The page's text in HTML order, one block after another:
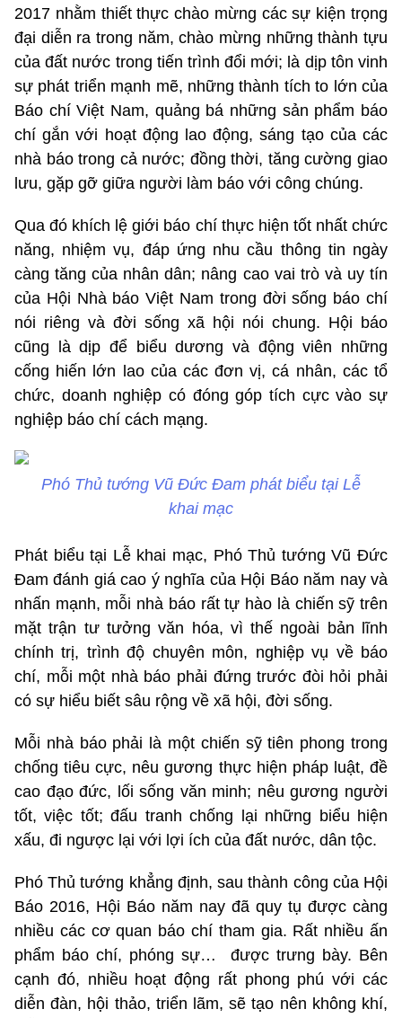
2017 nhằm thiết thực chào mừng các sự kiện trọng
đại diễn ra trong năm, chào mừng những thành tựu
của đất nước trong tiến trình đổi mới; là dịp tôn vinh
sự phát triển mạnh mẽ, những thành tích to lớn của
Báo chí Việt Nam, quảng bá những sản phẩm báo
chí gắn với hoạt động lao động, sáng tạo của các
nhà báo trong cả nước; đồng thời, tăng cường giao
lưu, gặp gỡ giữa người làm báo với công chúng.
Qua đó khích lệ giới báo chí thực hiện tốt nhất chức
năng, nhiệm vụ, đáp ứng nhu cầu thông tin ngày
càng tăng của nhân dân; nâng cao vai trò và uy tín
của Hội Nhà báo Việt Nam trong đời sống báo chí
nói riêng và đời sống xã hội nói chung. Hội báo
cũng là dịp để biểu dương và động viên những
cống hiến lớn lao của các đơn vị, cá nhân, các tổ
chức, doanh nghiệp có đóng góp tích cực vào sự
nghiệp báo chí cách mạng.
Phó Thủ tướng Vũ Đức Đam phát biểu tại Lễ
khai mạc
Phát biểu tại Lễ khai mạc, Phó Thủ tướng Vũ Đức
Đam đánh giá cao ý nghĩa của Hội Báo năm nay và
nhấn mạnh, mỗi nhà báo rất tự hào là chiến sỹ trên
mặt trận tư tưởng văn hóa, vì thế ngoài bản lĩnh
chính trị, trình độ chuyên môn, nghiệp vụ về báo
chí, mỗi một nhà báo phải đứng trước đòi hỏi phải
có sự hiểu biết sâu rộng về xã hội, đời sống.
Mỗi nhà báo phải là một chiến sỹ tiên phong trong
chống tiêu cực, nêu gương thực hiện pháp luật, đề
cao đạo đức, lối sống văn minh; nêu gương người
tốt, việc tốt; đấu tranh chống lại những biểu hiện
xấu, đi ngược lại với lợi ích của đất nước, dân tộc.
Phó Thủ tướng khẳng định, sau thành công của Hội
Báo 2016, Hội Báo năm nay đã quy tụ được càng
nhiều các cơ quan báo chí tham gia. Rất nhiều ấn
phẩm báo chí, phóng sự… được trưng bày. Bên
cạnh đó, nhiều hoạt động rất phong phú với các
diễn đàn, hội thảo, triển lãm, sẽ tạo nên không khí,